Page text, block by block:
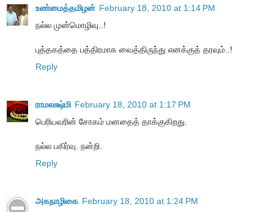
உண்மைத்தமிழன் February 18, 2010 at 1:14 PM
நல்ல முன்மொழிவு..!
புத்தகத்தை பத்திரமாக வைத்திருந்து எனக்குத் தரவும்..!
Reply
ராமலக்ஷ்மி February 18, 2010 at 1:17 PM
பெரியவரின் சோகம் மனதைத் தாக்குகிறது.
நல்ல பகிர்வு. நன்றி.
Reply
அகநாழிகை February 18, 2010 at 1:24 PM